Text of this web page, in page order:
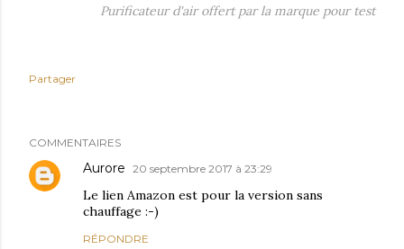
Purificateur d'air offert par la marque pour test
Partager
COMMENTAIRES
Aurore 20 septembre 2017 à 23:29
Le lien Amazon est pour la version sans
chauffage :-)
RÉPONDRE